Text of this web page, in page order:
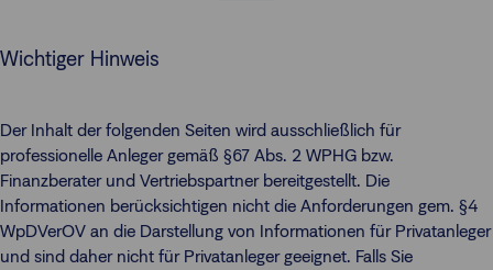
Wichtiger Hinweis
Der Inhalt der folgenden Seiten wird ausschließlich für
professionelle Anleger gemäß §67 Abs. 2 WPHG bzw.
Finanzberater und Vertriebspartner bereitgestellt. Die
Informationen berücksichtigen nicht die Anforderungen gem. §4
WpDVerOV an die Darstellung von Informationen für Privatanleger
und sind daher nicht für Privatanleger geeignet. Falls Sie